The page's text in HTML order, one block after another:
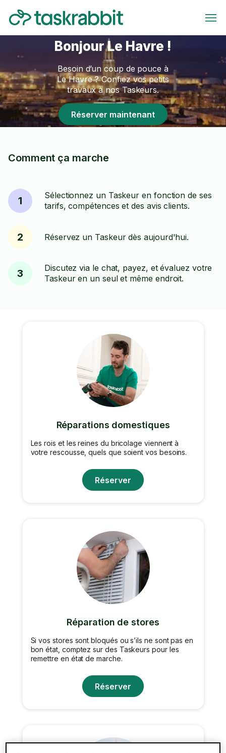
Bonjour Le Havre !
Besoin d’un coup de pouce à
Le Havre ? Confiez vos petits
travaux à nos Taskeurs.
Réserver maintenant
Comment ça marche
1
Sélectionnez un Taskeur en fonction de ses
tarifs, compétences et des avis clients.
2 Réservez un Taskeur dès aujourd'hui.
3
Discutez via le chat, payez, et évaluez votre
Taskeur en un seul et même endroit.
Réparations domestiques
Les rois et les reines du bricolage viennent à
votre rescousse, quels que soient vos besoins.
Réserver
Réparation de stores
Si vos stores sont bloqués ou s’ils ne sont pas en
bon état, comptez sur des Taskeurs pour les
remettre en état de marche.
Réserver